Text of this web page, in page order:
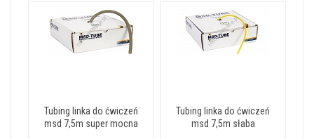
Tubing linka do ćwiczeń
msd 7,5m super mocna
Tubing linka do ćwiczeń
msd 7,5m słaba